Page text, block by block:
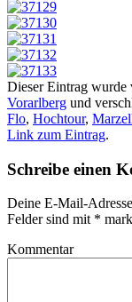
Dieser Eintrag wurde
Vorarlberg und
Flo, Hochtour,
Link zum Eintrag.
Schreibe einen
Deine E-Mail-
Felder sind mit *
Kommentar